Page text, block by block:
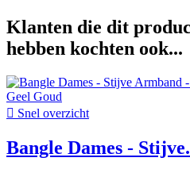
Klanten die dit
hebben kochten ook...
 Snel overzicht
Bangle Dames -